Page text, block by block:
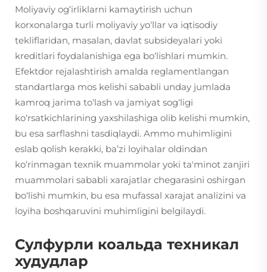
Moliyaviy og‘irliklarni kamaytirish uchun
korxonalarga turli moliyaviy yo‘llar va iqtisodiy
tekliflaridan, masalan, davlat subsideyalari yoki
kreditlari foydalanishiga ega bo‘lishlari mumkin.
Efektdor rejalashtirish amalda reglamentlangan
standartlarga mos kelishi sababli unday jumlada
kamroq jarima to‘lash va jamiyat sog‘ligi
ko‘rsatkichlarining yaxshilashiga olib kelishi mumkin,
bu esa sarflashni tasdiqlaydi. Ammo muhimligini
eslab qolish kerakki, ba’zi loyihalar oldindan
ko‘rinmagan texnik muammolar yoki ta'minot zanjiri
muammolari sababli xarajatlar chegarasini oshirgan
bo‘lishi mumkin, bu esa mufassal xarajat analizini va
loyiha boshqaruvini muhimligini belgilaydi.
Сулфурли коальда техникал
худудлар